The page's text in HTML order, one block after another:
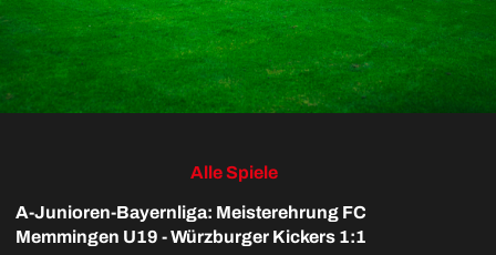
Alle Spiele
A-Junioren-Bayernliga: Meisterehrung FC
Memmingen U19 - Würzburger Kickers 1:1